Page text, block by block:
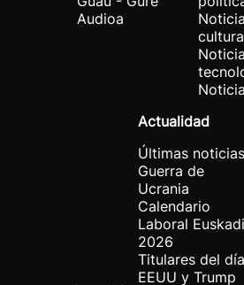
Audioa
cultura
Actualidad
Últimas noticias
Guerra de
Ucrania
Calendario
Laboral Euskadi
2026
Titulares del día
EEUU y Trump